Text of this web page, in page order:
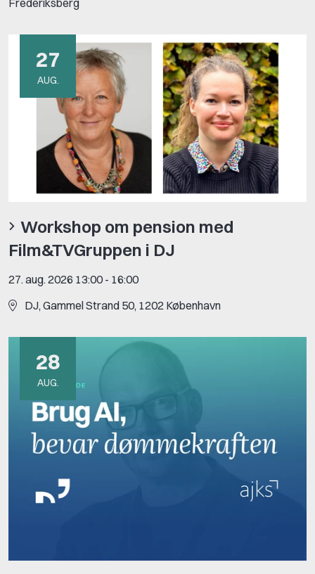
Frederiksberg
27
AUG.
Workshop om pension med
Film&TVGruppen i DJ
27. aug. 2026 13:00 - 16:00
DJ, Gammel Strand 50, 1202 København
28
AUG.